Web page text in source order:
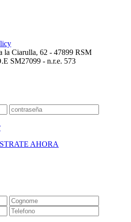
la Ciarulla, 62 - 47899 RSM
SM27099 - n.r.e. 573
AHORA